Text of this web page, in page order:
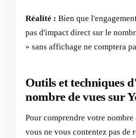
Réalité : Bien que
pas d'impact direct sur le
» sans affichage ne comptera
Outils et techniques
nombre de vues sur
Pour comprendre votre nombre
vous ne vous contentez pas de